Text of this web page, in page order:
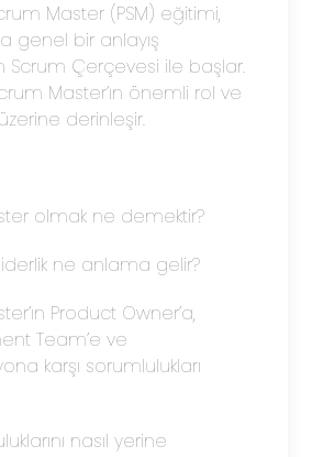
Master (PSM) eğitimi,
genel bir anlayış
Scrum Çerçevesi ile başlar.
Master’ın önemli rol ve
derinleşir.
olmak ne demektir?
ne anlama gelir?
Product Owner’a,
Team’e ve
karşı sorumlulukları
nasıl yerine